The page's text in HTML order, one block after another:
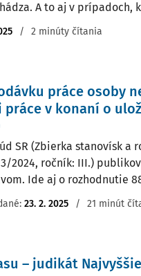
A to aj v prípadoch,
/ 2 minúty čítania
práce osoby
v konaní o
SR (Zbierka stanovísk a
2024, ročník: III.)
Ide aj o rozhodnutie
23. 2. 2025 / 21 minút
– judikát